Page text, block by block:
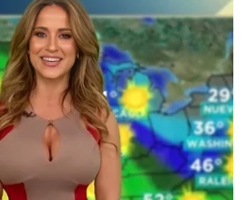
– odluka koja menja posao,
projekat ili priznanje.
– sve što Delica uradi, uradiće
omane, univerzum je vraća na
– partner stoji iza nje jače nego
ulazi osoba koja deluje kao